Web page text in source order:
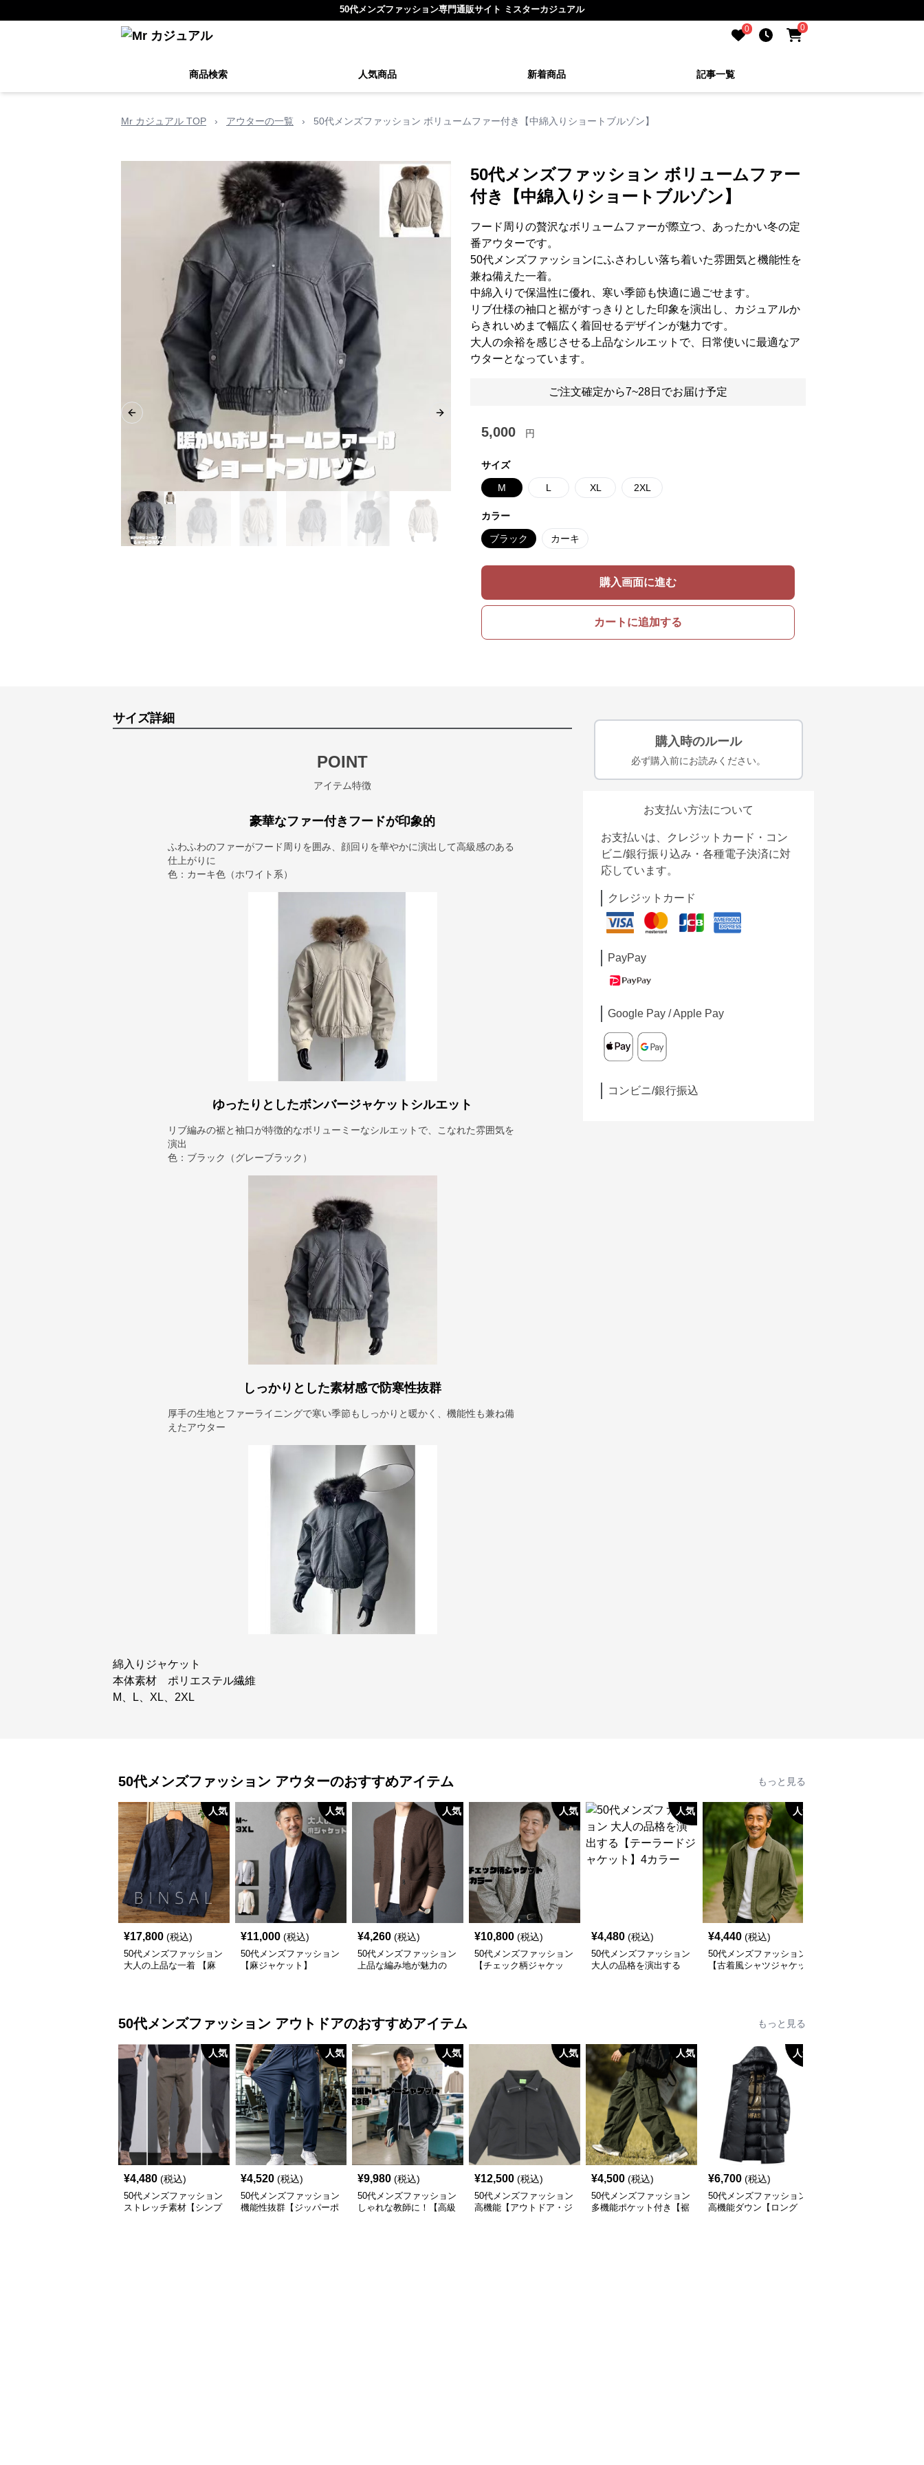
50代メンズファッション専門通販サイト ミスターカジュアル
0 0
商品検索 人気商品 新着商品 記事一覧
Mr カジュアル TOP › アウターの一覧 › 50代メンズファッション ボリュームファー付き【中綿入りショートブルゾン】
Previous slide Next slide
50代メンズファッション ボリュームファー
付き【中綿入りショートブルゾン】
フード周りの贅沢なボリュームファーが際立つ、あったかい冬の定
番アウターです。
50代メンズファッションにふさわしい落ち着いた雰囲気と機能性を
兼ね備えた一着。
中綿入りで保温性に優れ、寒い季節も快適に過ごせます。
リブ仕様の袖口と裾がすっきりとした印象を演出し、カジュアルか
らきれいめまで幅広く着回せるデザインが魅力です。
大人の余裕を感じさせる上品なシルエットで、日常使いに最適なア
ウターとなっています。
ご注文確定から7~28日でお届け予定
5,000 円
サイズ
M L XL 2XL
カラー
ブラック カーキ
購入画面に進む
カートに追加する
サイズ詳細
POINT
アイテム特徴
豪華なファー付きフードが印象的
ふわふわのファーがフード周りを囲み、顔回りを華やかに演出して高級感のある
仕上がりに
色：カーキ色（ホワイト系）
ゆったりとしたボンバージャケットシルエット
リブ編みの裾と袖口が特徴的なボリューミーなシルエットで、こなれた雰囲気を
演出
色：ブラック（グレーブラック）
しっかりとした素材感で防寒性抜群
厚手の生地とファーライニングで寒い季節もしっかりと暖かく、機能性も兼ね備
えたアウター
綿入りジャケット
本体素材 ポリエステル繊維
M、L、XL、2XL
購入時のルール
必ず購入前にお読みください。
お支払い方法について
お支払いは、クレジットカード・コン
ビニ/銀行振り込み・各種電子決済に対
応しています。
クレジットカード
PayPay
Google Pay / Apple Pay
コンビニ/銀行振込
50代メンズファッション アウターのおすすめアイテム もっと見る
人気
¥17,800 (税込)
50代メンズファッション
大人の上品な一着 【麻
人気
¥11,000 (税込)
50代メンズファッション
【麻ジャケット】
人気
¥4,260 (税込)
50代メンズファッション
上品な編み地が魅力の
人気
¥10,800 (税込)
50代メンズファッション
【チェック柄ジャケッ
人気
¥4,480 (税込)
50代メンズファッション
大人の品格を演出する
人気
¥4,440 (税込)
50代メンズファッション
【古着風シャツジャケッ
50代メンズファッション アウトドアのおすすめアイテム もっと見る
人気
¥4,480 (税込)
50代メンズファッション
ストレッチ素材【シンプ
人気
¥4,520 (税込)
50代メンズファッション
機能性抜群【ジッパーポ
人気
¥9,980 (税込)
50代メンズファッション
しゃれな教師に！【高級
人気
¥12,500 (税込)
50代メンズファッション
高機能【アウトドア・ジ
人気
¥4,500 (税込)
50代メンズファッション
多機能ポケット付き【裾
人気
¥6,700 (税込)
50代メンズファッション
高機能ダウン【ロング